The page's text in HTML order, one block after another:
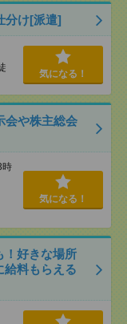
分け[派遣]
気になる！
会や株主総会
気になる！
！好きな場所
料もらえる